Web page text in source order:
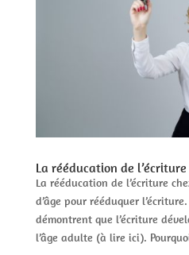
La rééducation de
La rééducation de l’écriture
d’âge pour rééduquer
démontrent que l’écriture
l’âge adulte (à lire ici).